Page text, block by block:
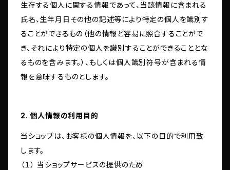
生存する個人に関する情報であって、当該情報に含まれる
氏名、生年月日その他の記述等により特定の個人を識別す
ることができるもの（他の情報と容易に照合することがで
き、それにより特定の個人を識別することができることとな
るものを含みます。）、もしくは個人識別符号が含まれる情
報を意味するものとします。
2. 個人情報の利用目的
当ショップは、お客様の個人情報を、以下の目的で利用致
します。
（１） 当ショップサービスの提供のため